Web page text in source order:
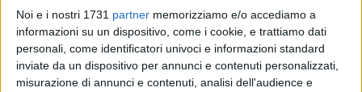
Noi e i nostri 1731 partner memorizziamo e/o accediamo a
informazioni su un dispositivo, come i cookie, e trattiamo dati
personali, come identificatori univoci e informazioni standard
inviate da un dispositivo per annunci e contenuti personalizzati,
misurazione di annunci e contenuti, analisi dell'audience e
«Non solo spaccio e consumo di sostanze stupefacenti. Da
diversi giorni c'è qualcuno che usa la sagrestia della nostra
parrocchia come bagno pubblico». Così don Franco Lorusso,